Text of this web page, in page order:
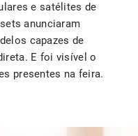
e satélites de
anunciaram
capazes de
E foi visível o
presentes na feira.